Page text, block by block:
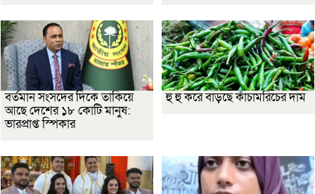
বর্তমান সংসদের দিকে তাকিয়ে
আছে দেশের ১৮ কোটি মানুষ:
ভারপ্রাপ্ত স্পিকার
হু হু করে বাড়ছে কাঁচামরিচের দাম